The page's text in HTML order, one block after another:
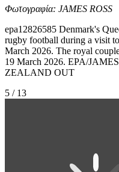
Φωτογραφία: JAMES ROSS
epa12826585 Denmark's
rugby football during a visit
March 2026. The royal
19 March 2026. EPA/
ZEALAND OUT
5 / 13